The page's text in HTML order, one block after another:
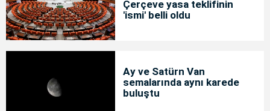
Çerçeve yasa teklifinin
'ismi' belli oldu
Ay ve Satürn Van
semalarında aynı karede
buluştu